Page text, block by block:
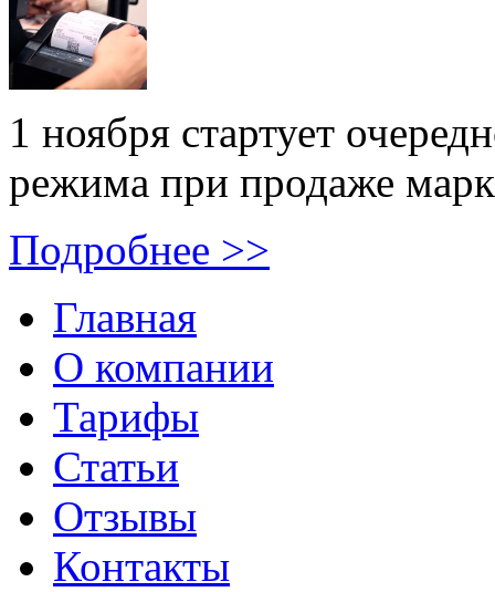
1 ноября стартует
режима при продаже
Подробнее >>
Главная
О компании
Тарифы
Статьи
Отзывы
Контакты